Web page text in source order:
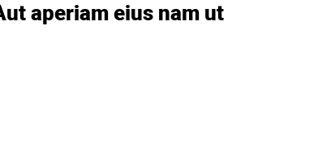
aperiam eius nam ut